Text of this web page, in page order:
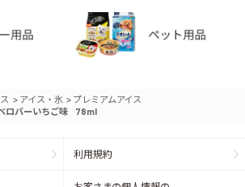
> アイス・氷 > プレミアムアイス
ロバーいちご味 78ml
利用規約